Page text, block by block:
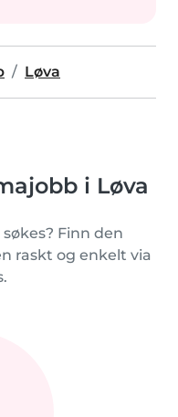
Løva
i Løva
Finn den
raskt og enkelt via